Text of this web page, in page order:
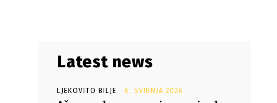
Latest news
LJEKOVITO BILJE 6. SVIBNJA 2026.